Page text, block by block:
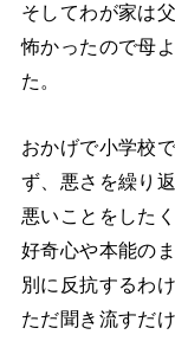
そしてわが家は
怖かったので母
た。
おかげで小学校
ず、悪さを繰り
悪いことをした
好奇心や本能の
別に反抗するわ
ただ聞き流すだ